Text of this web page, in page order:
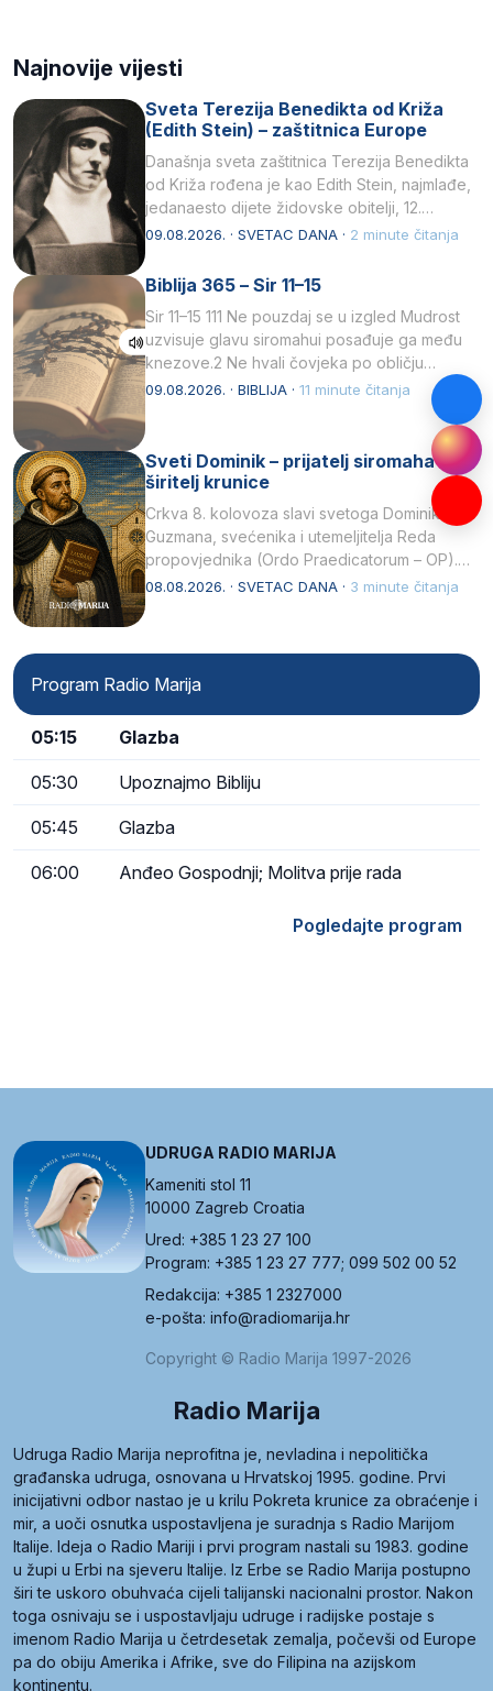
Najnovije vijesti
Sveta Terezija Benedikta od Križa
(Edith Stein) – zaštitnica Europe
Današnja sveta zaštitnica Terezija Benedikta
od Križa rođena je kao Edith Stein, najmlađe,
jedanaesto dijete židovske obitelji, 12.
listopada 1891, u Wrocławu…
09.08.2026. · SVETAC DANA · 2 minute čitanja
Biblija 365 – Sir 11–15
Sir 11–15 111 Ne pouzdaj se u izgled Mudrost
uzvisuje glavu siromahui posađuje ga među
knezove.2 Ne hvali čovjeka po obličju
njegovui…
09.08.2026. · BIBLIJA · 11 minute čitanja
Sveti Dominik – prijatelj siromaha i
širitelj krunice
Crkva 8. kolovoza slavi svetoga Dominika
Guzmana, svećenika i utemeljitelja Reda
propovjednika (Ordo Praedicatorum – OP).
Svojim životom, dubokom ljubavlju prema
08.08.2026. · SVETAC DANA · 3 minute čitanja
Program Radio Marija
05:15 Glazba
05:30 Upoznajmo Bibliju
05:45 Glazba
06:00 Anđeo Gospodnji; Molitva prije rada
Pogledajte program
UDRUGA RADIO MARIJA
Kameniti stol 11
10000 Zagreb Croatia
Ured: +385 1 23 27 100
Program: +385 1 23 27 777; 099 502 00 52
Redakcija: +385 1 2327000
e-pošta: info@radiomarija.hr
Copyright © Radio Marija 1997-2026
Radio Marija
Udruga Radio Marija neprofitna je, nevladina i nepolitička
građanska udruga, osnovana u Hrvatskoj 1995. godine. Prvi
inicijativni odbor nastao je u krilu Pokreta krunice za obraćenje i
mir, a uoči osnutka uspostavljena je suradnja s Radio Marijom
Italije. Ideja o Radio Mariji i prvi program nastali su 1983. godine
u župi u Erbi na sjeveru Italije. Iz Erbe se Radio Marija postupno
širi te uskoro obuhvaća cijeli talijanski nacionalni prostor. Nakon
toga osnivaju se i uspostavljaju udruge i radijske postaje s
imenom Radio Marija u četrdesetak zemalja, počevši od Europe
pa do obiju Amerika i Afrike, sve do Filipina na azijskom
kontinentu.